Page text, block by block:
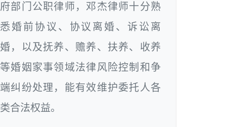
府部门公职律师，邓杰律师十分熟
悉婚前协议、协议离婚、诉讼离
婚，以及抚养、赡养、扶养、收养
等婚姻家事领域法律风险控制和争
端纠纷处理，能有效维护委托人各
类合法权益。